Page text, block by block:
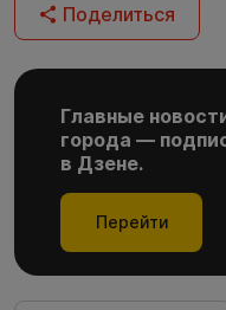
Поделиться
Главные
города —
в Дзене.
Перейти